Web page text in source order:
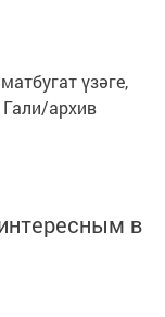
үзәге,
архив
в